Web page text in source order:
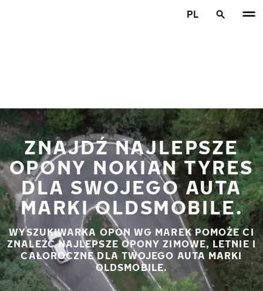
PL
ZNAJDŹ NAJLEPSZE
OPONY NOKIAN TYRES
DLA SWOJEGO AUTA
MARKI OLDSMOBILE.
WYSZUKIWARKA OPON WG MAREK POMOŻE CI
ZNALEŹĆ NAJLEPSZE OPONY ZIMOWE, LETNIE I
CAŁOROCZNE DLA TWOJEGO AUTA MARKI
OLDSMOBILE.